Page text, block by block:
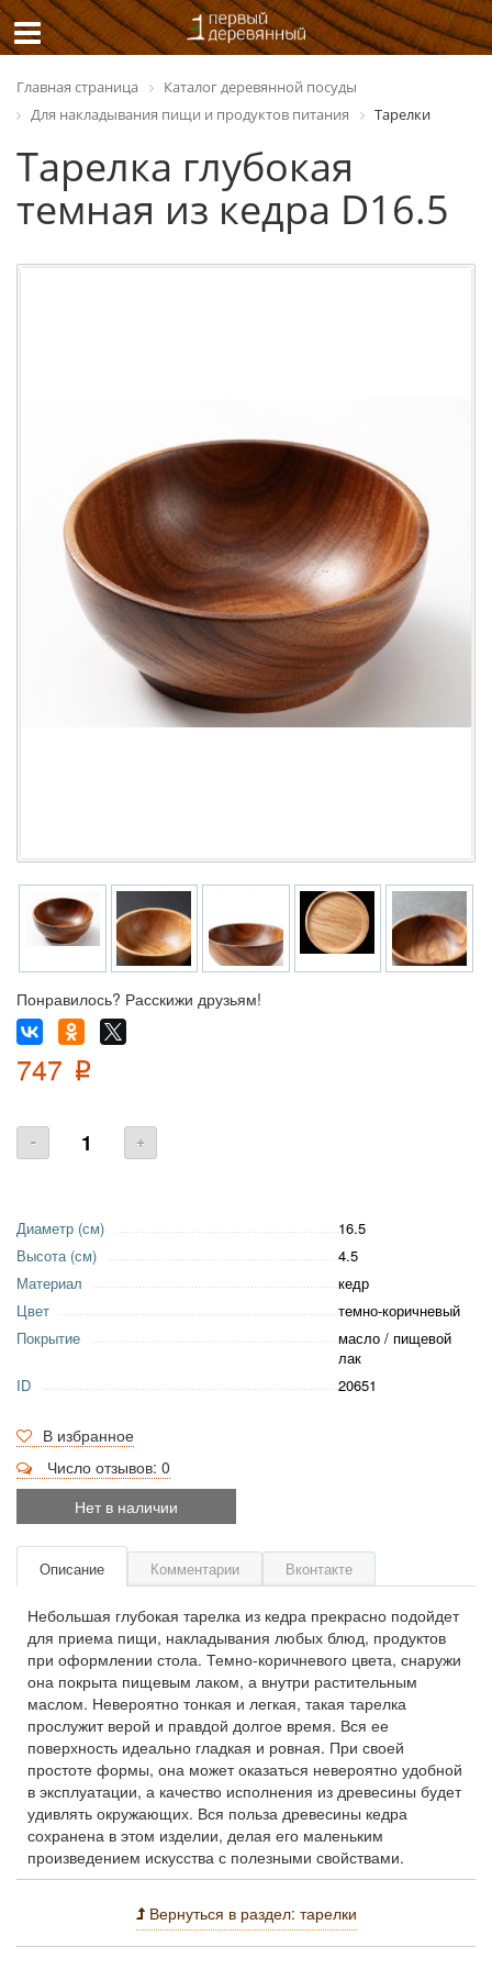
Главная страница
Каталог деревянной посуды
Для накладывания пищи и продуктов питания
Тарелки
Тарелка глубокая
темная из кедра D16.5
Понравилось? Расскижи друзьям!
747 p
- +
Диаметр (см)
16.5
Высота (см)
4.5
Материал
кедр
Цвет
темно-коричневый
Покрытие
масло / пищевой
лак
ID
20651
В избранное
Число отзывов: 0
Нет в наличии
Описание Комментарии Вконтакте
Небольшая глубокая тарелка из кедра прекрасно подойдет
для приема пищи, накладывания любых блюд, продуктов
при оформлении стола. Темно-коричневого цвета, снаружи
она покрыта пищевым лаком, а внутри растительным
маслом. Невероятно тонкая и легкая, такая тарелка
прослужит верой и правдой долгое время. Вся ее
поверхность идеально гладкая и ровная. При своей
простоте формы, она может оказаться невероятно удобной
в эксплуатации, а качество исполнения из древесины будет
удивлять окружающих. Вся польза древесины кедра
сохранена в этом изделии, делая его маленьким
произведением искусства с полезными свойствами.
Вернуться в раздел: тарелки